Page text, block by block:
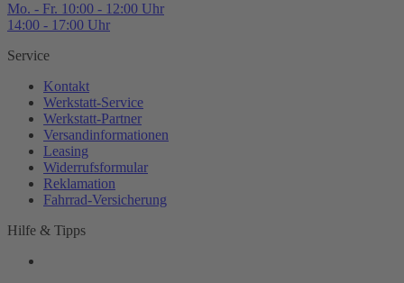
Mo. - Fr. 10:00 - 12:00 Uhr
14:00 - 17:00 Uhr
Service
Kontakt
Werkstatt-Service
Werkstatt-Partner
Versandinformationen
Leasing
Widerrufsformular
Reklamation
Fahrrad-Versicherung
Hilfe & Tipps